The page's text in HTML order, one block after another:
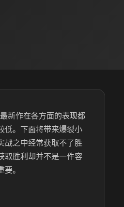
新作在各方面的表现都
低。下面将带来爆裂小
战之中经常获取不了胜
取胜利却并不是一件容
。